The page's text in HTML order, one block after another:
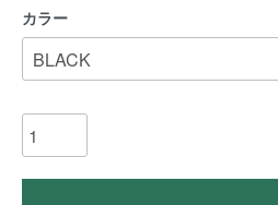
カラー